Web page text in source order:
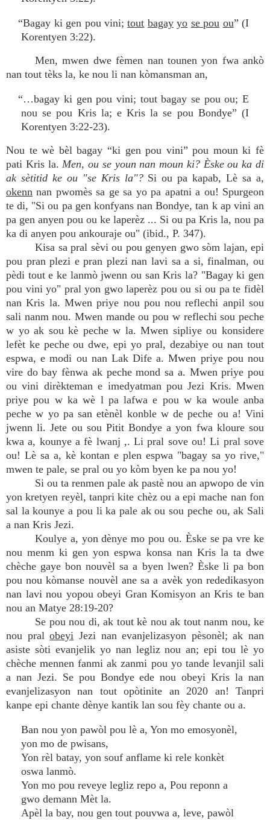
“Bagay ki gen pou vini;tout bagay yo se pou ou” (I
Korentyen 3:22).
Men, mwen dwe fèmen nan tounen yon fwa ankò
nan tout tèks la, ke nou li nan kòmansman an,
“…bagay ki gen pou vini; tout bagay se pou ou; E
nou se pou Kris la; e Kris la se pou Bondye” (I
Korentyen 3:22-23).
Nou te wè bèl bagay “ki gen pou vini” pou moun ki fè
pati Kris la.Men, ou se youn nan moun ki? Èske ou ka di
ak sètitid ke ou "se Kris la"?Si ou pa kapab, Lè sa a,
okenn nan pwomès sa ge sa yo pa apatni a ou! Spurgeon
te di, "Si ou pa gen konfyans nan Bondye, tan k ap vini an
pa gen anyen pou ou ke laperèz ... Si ou pa Kris la, nou pa
ka di anyen pou ankouraje ou" (ibid., P. 347).
Kisa sa pral sèvi ou pou genyen gwo sòm lajan, epi
pou pran plezi e pran plezi nan lavi sa a si, finalman, ou
pèdi tout e ke lanmò jwenn ou san Kris la? "Bagay ki gen
pou vini yo" pral yon gwo laperèz pou ou si ou pa te fidèl
nan Kris la. Mwen priye nou pou nou reflechi anpil sou
sali nanm nou. Mwen mande ou pou w reflechi sou peche
w yo ak sou kè peche w la. Mwen sipliye ou konsidere
lefèt ke peche ou dwe, epi yo pral, dezabiye ou nan tout
espwa, e modi ou nan Lak Dife a. Mwen priye pou nou
vire do bay fènwa ak peche mond sa a. Mwen priye pou
ou vini dirèkteman e imedyatman pou Jezi Kris. Mwen
priye pou w ka wè l pa lafwa e pou w ka woule anba
peche w yo pa san etènèl konble w de peche ou a! Vini
jwenn li. Jete ou sou Pitit Bondye a yon fwa kloure sou
kwa a, kounye a fè lwanj ,. Li pral sove ou! Li pral sove
ou! Lè sa a, kè kontan e plen espwa "bagay sa yo rive,"
mwen te pale, se pral ou yo kòm byen ke pa nou yo!
Si ou ta renmen pale ak pastè nou an apwopo de vin
yon kretyen reyèl, tanpri kite chèz ou a epi mache nan fon
sal la kounye a pou li ka pale ak ou sou peche ou, ak Sali
a nan Kris Jezi.
Koulye a, yon dènye mo pou ou. Èske se pa vre ke
nou menm ki gen yon espwa konsa nan Kris la ta dwe
chèche gaye bon nouvèl sa a byen lwen? Èske li pa bon
pou nou kòmanse nouvèl ane sa a avèk yon rededikasyon
nan lavi nou yopou obeyi Gran Komisyon an Kris te ban
nou an Matye 28:19-20?
Se pou nou di, ak tout kè nou ak tout nanm nou, ke
nou pralobeyi Jezi nan evanjelizasyon pèsonèl; ak nan
asiste sòti evanjelik yo nan legliz nou an; epi tou lè yo
chèche mennen fanmi ak zanmi pou yo tande levanjil sali
a nan Jezi. Se pou Bondye ede nou obeyi Kris la nan
evanjelizasyon nan tout opòtinite an 2020 an! Tanpri
kanpe epi chante dènye kantik lan sou fèy chante ou a.
Ban nou yon pawòl pou lè a, Yon mo emosyonèl,
yon mo de pwisans,
Yon rèl batay, yon souf anflame ki rele konkèt
oswa lanmò.
Yon mo pou reveye legliz repo a, Pou reponn a
gwo demann Mèt la.
Apèl la bay, nou gen tout pouvwa a, leve, pawòl